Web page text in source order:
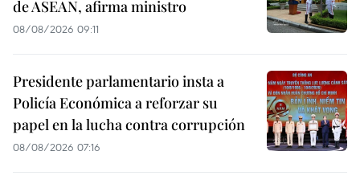
de ASEAN, afirma ministro
08/08/2026 09:11
Presidente parlamentario insta a
Policía Económica a reforzar su
papel en la lucha contra corrupción
08/08/2026 07:16